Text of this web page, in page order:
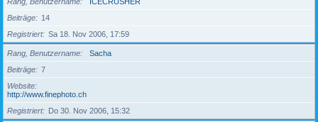
Beiträge
14
Registriert
Sa 18. Nov 2006, 17:59
Rang, Benutzername
Sacha
Beiträge
7
Website
http://www.finephoto.ch
Registriert
Do 30. Nov 2006, 15:32